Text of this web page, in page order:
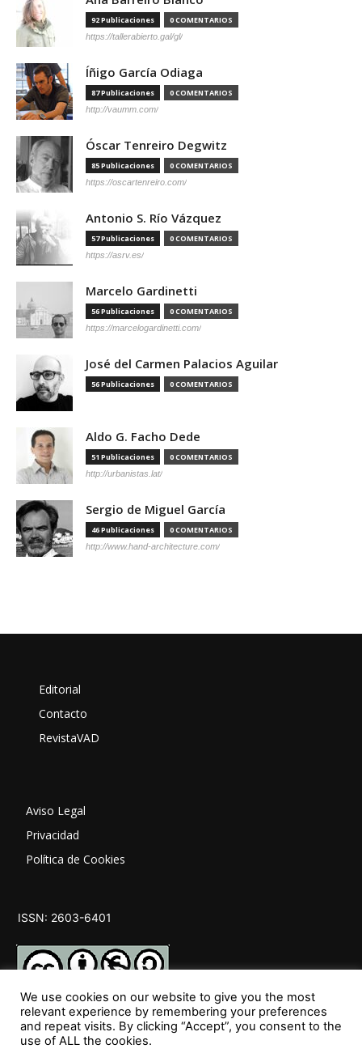
92 Publicaciones 0 COMENTARIOS
https://tallerabierto.gal/gl/
Íñigo García Odiaga
87 Publicaciones 0 COMENTARIOS
http://vaumm.com/
Óscar Tenreiro Degwitz
85 Publicaciones 0 COMENTARIOS
https://oscartenreiro.com/
Antonio S. Río Vázquez
57 Publicaciones 0 COMENTARIOS
https://asrv.es/
Marcelo Gardinetti
56 Publicaciones 0 COMENTARIOS
https://marcelogardinetti.com/
José del Carmen Palacios Aguilar
56 Publicaciones 0 COMENTARIOS
Aldo G. Facho Dede
51 Publicaciones 0 COMENTARIOS
http://urbanistas.lat/
Sergio de Miguel García
46 Publicaciones 0 COMENTARIOS
http://www.hand-architecture.com/
Editorial
Contacto
RevistaVAD
Aviso Legal
Privacidad
Política de Cookies
ISSN: 2603-6401
SÍGUENOS
We use cookies on our website to give you the most
relevant experience by remembering your preferences
and repeat visits. By clicking “Accept”, you consent to the
use of ALL the cookies.